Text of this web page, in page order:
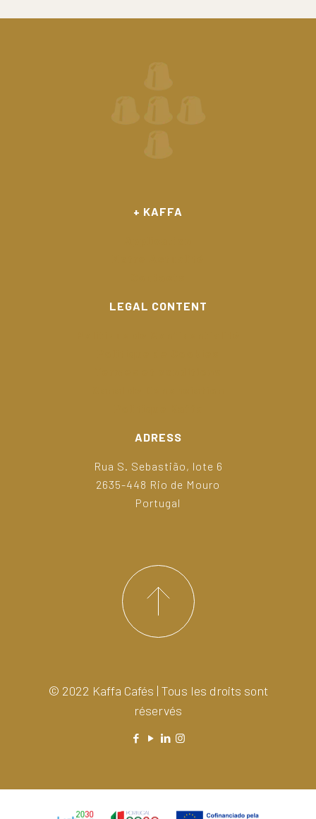
+ KAFFA
LEGAL CONTENT
ADRESS
Rua S. Sebastião, lote 6
2635-448 Rio de Mouro
Portugal
© 2022 Kaffa Cafés | Tous les droits sont
réservés